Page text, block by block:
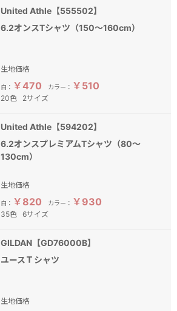
United Athle【555502】
6.2オンスTシャツ（150～160cm）
生地価格
白： ￥470 カラー： ￥510
20色 2サイズ
United Athle【594202】
6.2オンスプレミアムTシャツ（80～
130cm）
生地価格
白： ￥820 カラー： ￥930
35色 6サイズ
GILDAN【GD76000B】
ユースＴシャツ
生地価格